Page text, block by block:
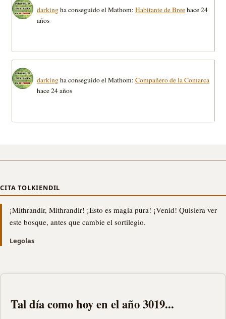
darkingha conseguido el Mathom: Habitante de Breehace 24
años
darkingha conseguido el Mathom: Compañero de la Comarca
hace 24 años
CITA TOLKIENDIL
¡Mithrandir, Mithrandir! ¡Esto es magia pura! ¡Venid! Quisiera ver
este bosque, antes que cambie el sortilegio.
Legolas
Tal día como hoy en el año 3019...